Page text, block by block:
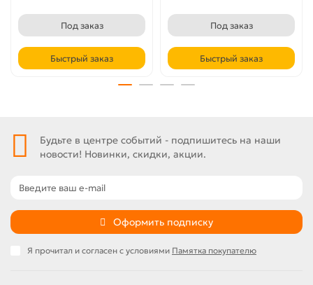
Под заказ
Быстрый заказ
Под заказ
Быстрый заказ
Будьте в центре событий - подпишитесь на наши
новости! Новинки, скидки, акции.
Оформить подписку
Я прочитал и согласен с условиями Памятка покупателю